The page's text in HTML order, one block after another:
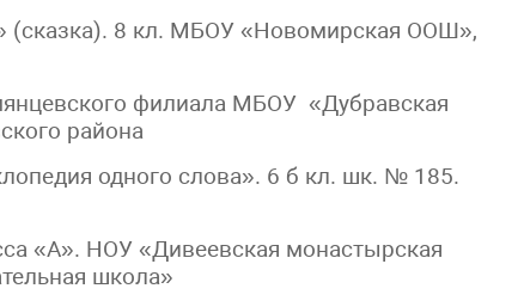
(сказка). 8 кл. МБОУ «Новомирская ООШ»,
филиала МБОУ «Дубравская
района
одного слова». 6 б кл. шк. № 185.
«А». НОУ «Дивеевская монастырская
школа»